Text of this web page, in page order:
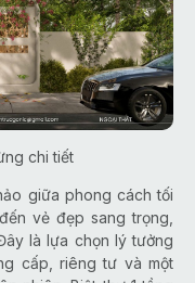
chi tiết
giữa phong cách tối
vẻ đẹp sang trọng,
là lựa chọn lý tưởng
cấp, riêng tư và một